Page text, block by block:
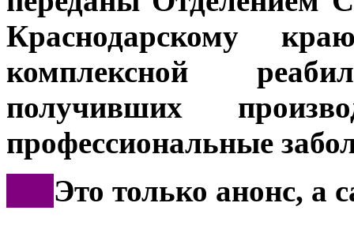
Краснодарскому
комплексной
получивших
профессиональные
Это только анонс, а